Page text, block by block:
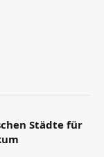
Städte für